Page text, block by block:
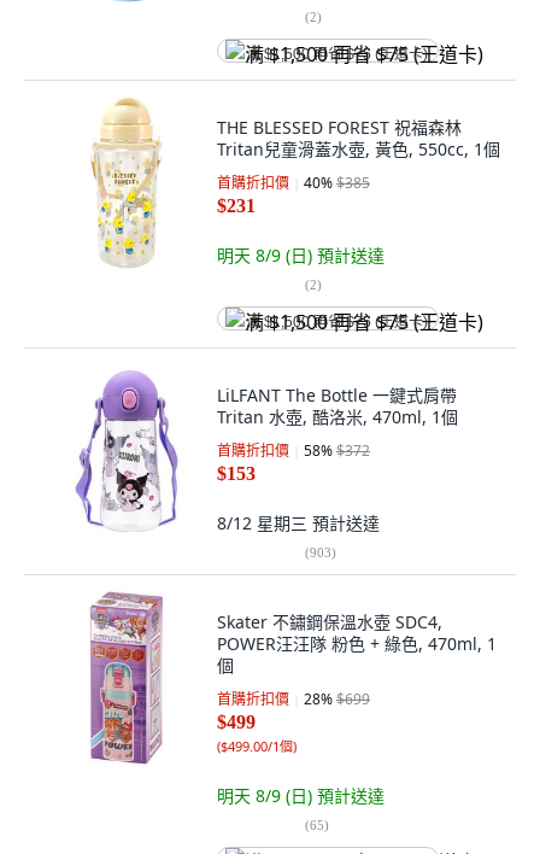
(2)
满 $1,500 再省 $75 (王道卡)
THE BLESSED FOREST 祝福森林
Tritan兒童滑蓋水壺, 黃色, 550cc, 1個
首購折扣價 40%$385
$231
明天 8/9 (日) 預計送達
(2)
满 $1,500 再省 $75 (王道卡)
LiLFANT The Bottle 一鍵式肩帶
Tritan 水壺, 酷洛米, 470ml, 1個
首購折扣價 58%$372
$153
8/12 星期三 預計送達
(903)
Skater 不鏽鋼保溫水壺 SDC4,
POWER汪汪隊 粉色 + 綠色, 470ml, 1
個
首購折扣價 28%$699
$499
($499.00/1個)
明天 8/9 (日) 預計送達
(65)